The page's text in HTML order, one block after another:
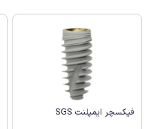
فیکسچر ایمپلنت SGS